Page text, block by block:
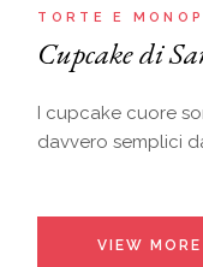
TORTE E
Cupcake di
I cupcake cuore
davvero semplici
VIEW MORE